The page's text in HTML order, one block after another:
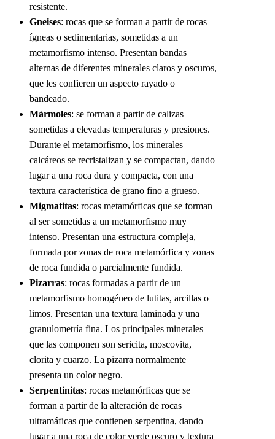
resistente.
Gneises: rocas que se forman a partir de rocas
ígneas o sedimentarias, sometidas a un
metamorfismo intenso. Presentan bandas
alternas de diferentes minerales claros y oscuros,
que les confieren un aspecto rayado o
bandeado.
Mármoles: se forman a partir de calizas
sometidas a elevadas temperaturas y presiones.
Durante el metamorfismo, los minerales
calcáreos se recristalizan y se compactan, dando
lugar a una roca dura y compacta, con una
textura característica de grano fino a grueso.
Migmatitas: rocas metamórficas que se forman
al ser sometidas a un metamorfismo muy
intenso. Presentan una estructura compleja,
formada por zonas de roca metamórfica y zonas
de roca fundida o parcialmente fundida.
Pizarras: rocas formadas a partir de un
metamorfismo homogéneo de lutitas, arcillas o
limos. Presentan una textura laminada y una
granulometría fina. Los principales minerales
que las componen son sericita, moscovita,
clorita y cuarzo. La pizarra normalmente
presenta un color negro.
Serpentinitas: rocas metamórficas que se
forman a partir de la alteración de rocas
ultramáficas que contienen serpentina, dando
lugar a una roca de color verde oscuro y textura